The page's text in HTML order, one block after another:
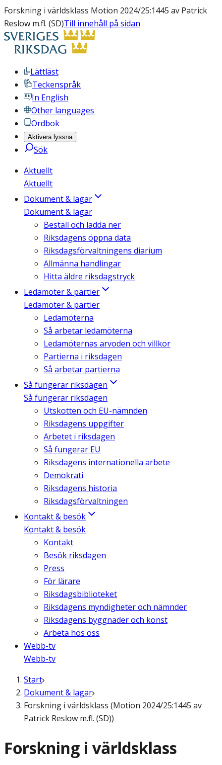
Forskning i världsklass Motion 2024/25:1445 av Patrick
Reslow m.fl. (SD)Till innehåll på sidan
Lättläst
Teckenspråk
In English
Other languages
Ordbok
Aktivera lyssna
Sök
Aktuellt
Aktuellt
Dokument & lagar
Dokument & lagar
Beställ och ladda ner
Riksdagens öppna data
Riksdagsförvaltningens diarium
Allmänna handlingar
Hitta äldre riksdagstryck
Ledamöter & partier
Ledamöter & partier
Ledamöterna
Så arbetar ledamöterna
Ledamöternas arvoden och villkor
Partierna i riksdagen
Så arbetar partierna
Så fungerar riksdagen
Så fungerar riksdagen
Utskotten och EU-nämnden
Riksdagens uppgifter
Arbetet i riksdagen
Så fungerar EU
Riksdagens internationella arbete
Demokrati
Riksdagens historia
Riksdagsförvaltningen
Kontakt & besök
Kontakt & besök
Kontakt
Besök riksdagen
Press
För lärare
Riksdagsbiblioteket
Riksdagens myndigheter och nämnder
Riksdagens byggnader och konst
Arbeta hos oss
Webb-tv
Webb-tv
Start
Dokument & lagar
Forskning i världsklass (Motion 2024/25:1445 av
Patrick Reslow m.fl. (SD))
Forskning i världsklass